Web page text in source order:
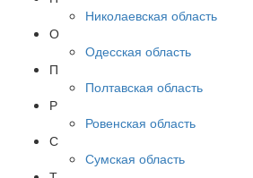
Николаевская область
О
Одесская область
П
Полтавская область
Р
Ровенская область
С
Сумская область